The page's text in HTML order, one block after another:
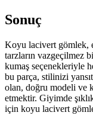
Sonuç
Koyu lacivert gömlek,
tarzların vazgeçilmez
kumaş seçenekleriyle
bu parça, stilinizi
olan, doğru modeli ve
etmektir. Giyimde
için koyu lacivert